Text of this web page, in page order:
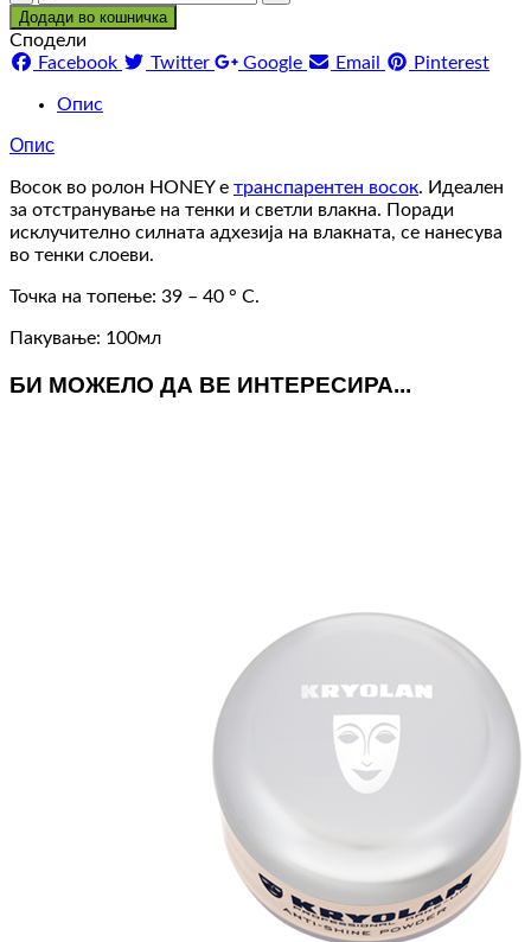
Додади во кошничка
Сподели
Facebook
Twitter Google Email Pinterest
Опис
Опис
Восок во ролон HONEY е транспарентен восок. Идеален
за отстранување на тенки и светли влакна. Поради
исклучително силната адхезија на влакната, се нанесува
во тенки слоеви.
Точка на топење: 39 – 40 ° С.
Пакување: 100мл
БИ МОЖЕЛО ДА ВЕ ИНТЕРЕСИРА...